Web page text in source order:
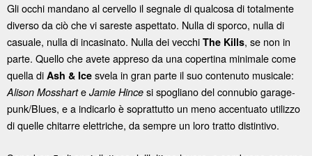
Gli occhi mandano al cervello il segnale di qualcosa di totalmente
diverso da ciò che vi sareste aspettato. Nulla di sporco, nulla di
casuale, nulla di incasinato. Nulla dei vecchi The Kills, se non in
parte. Quello che avete appreso da una copertina minimale come
quella di Ash & Ice svela in gran parte il suo contenuto musicale:
Alison Mossharte Jamie Hince si spogliano del connubio garage-
punk/Blues, e a indicarlo è soprattutto un meno accentuato utilizzo
di quelle chitarre elettriche, da sempre un loro tratto distintivo.